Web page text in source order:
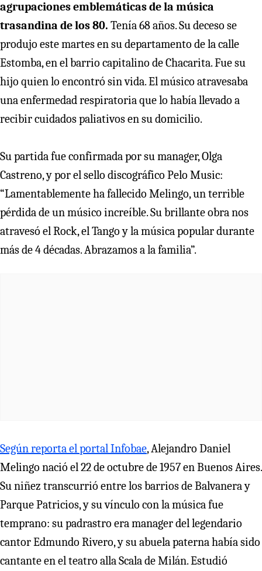
agrupaciones emblemáticas de la música
trasandina de los 80. Tenía 68 años. Su deceso se
produjo este martes en su departamento de la calle
Estomba, en el barrio capitalino de Chacarita. Fue su
hijo quien lo encontró sin vida. El músico atravesaba
una enfermedad respiratoria que lo había llevado a
recibir cuidados paliativos en su domicilio.
Su partida fue confirmada por su manager, Olga
Castreno, y por el sello discográfico Pelo Music:
“Lamentablemente ha fallecido Melingo, un terrible
pérdida de un músico increíble. Su brillante obra nos
atravesó el Rock, el Tango y la música popular durante
más de 4 décadas. Abrazamos a la familia”.
Según reporta el portal Infobae, Alejandro Daniel
Melingo nació el 22 de octubre de 1957 en Buenos Aires.
Su niñez transcurrió entre los barrios de Balvanera y
Parque Patricios, y su vínculo con la música fue
temprano: su padrastro era manager del legendario
cantor Edmundo Rivero, y su abuela paterna había sido
cantante en el teatro alla Scala de Milán. Estudió